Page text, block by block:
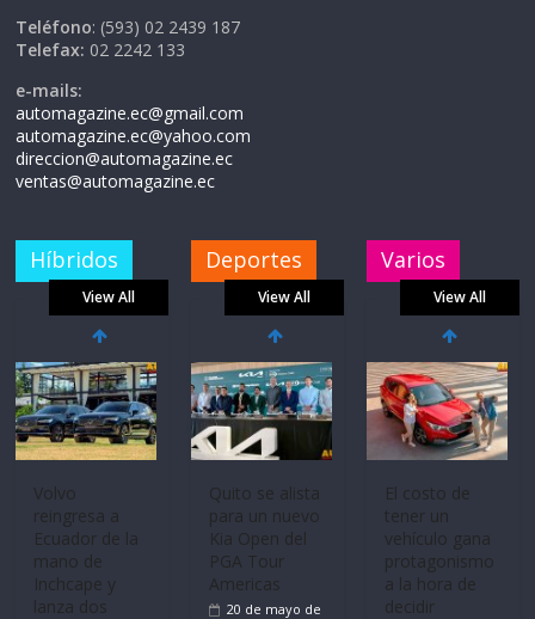
Teléfono: (593) 02 2439 187
Telefax: 02 2242 133
e-mails:
automagazine.ec@gmail.com
automagazine.ec@yahoo.com
direccion@automagazine.ec
ventas@automagazine.ec
Híbridos
View All
Mercado
automotor
nacional cierra
su mejor 1er
semestre en la
historia
Deportes
View All
La FEDAK
recibe 12
Sinotruk
Bolden para
cubrir las rutas
de La Vuelta
Varios
View All
Ultima película
‘Spider‑Man:
Brand New
Day’ pone en
escena a
BMW